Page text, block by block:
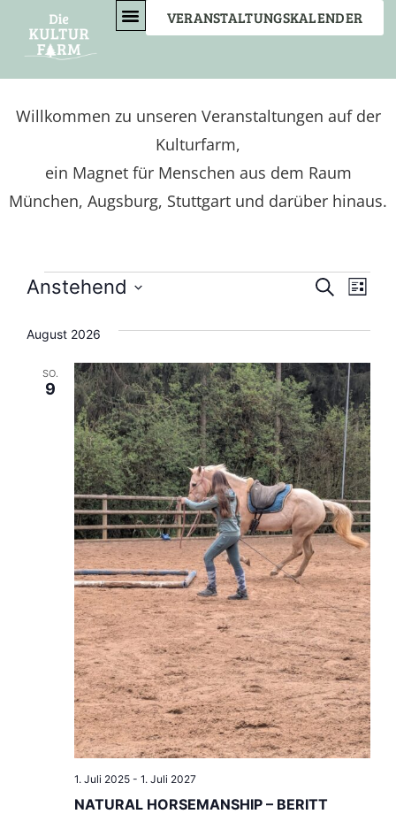
VERANSTALTUNGSKALENDER
Willkommen zu unseren Veranstaltungen auf der
Kulturfarm,
ein Magnet für Menschen aus dem Raum
München, Augsburg, Stuttgart und darüber hinaus.
Such-
und
SucheListe
Anstehend
August 2026
SO.
9
NATURAL HORSEMANSHIP – BERITT
1. Juli 2025- 1. Juli 2027